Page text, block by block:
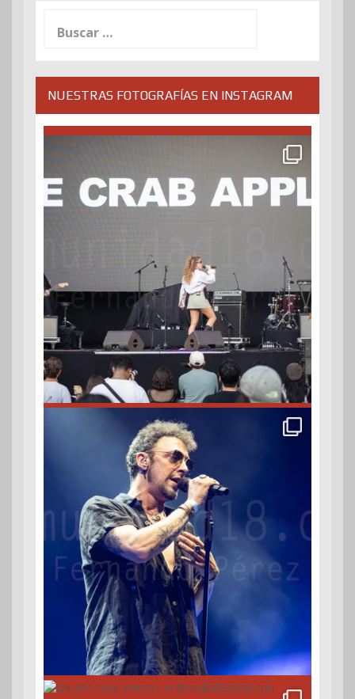
NUESTRAS FOTOGRAFÍAS EN INSTAGRAM